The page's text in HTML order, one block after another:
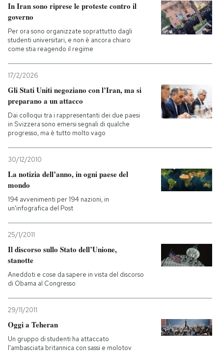
In Iran sono riprese le proteste contro il
governo
Per ora sono organizzate soprattutto dagli
studenti universitari, e non è ancora chiaro
come stia reagendo il regime
17/2/2026
Gli Stati Uniti negoziano con l’Iran, ma si
preparano a un attacco
Dai colloqui tra i rappresentanti dei due paesi
in Svizzera sono emersi segnali di qualche
progresso, ma è tutto molto vago
30/12/2010
La notizia dell’anno, in ogni paese del
mondo
194 avvenimenti per 194 nazioni, in
un'infografica del Post
25/1/2011
Il discorso sullo Stato dell’Unione,
stanotte
Aneddoti e cose da sapere in vista del discorso
di Obama al Congresso
29/11/2011
Oggi a Teheran
Un gruppo di studenti ha attaccato
l'ambasciata britannica con sassi e molotov